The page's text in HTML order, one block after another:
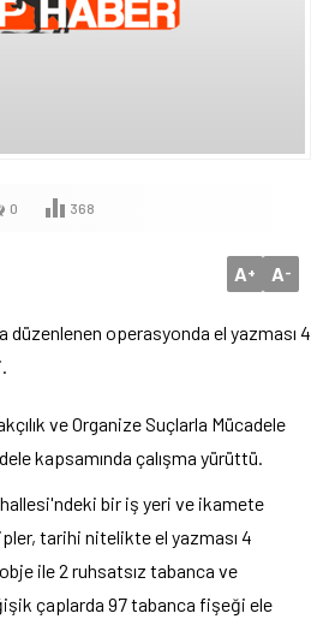
0 368
A+ A-
düzenlenen operasyonda el yazması 4
ve Organize Suçlarla Mücadele
kapsamında çalışma yürüttü.
bir iş yeri ve ikamete
tarihi nitelikte el yazması 4
ile 2 ruhsatsız tabanca ve
çaplarda 97 tabanca fişeği ele